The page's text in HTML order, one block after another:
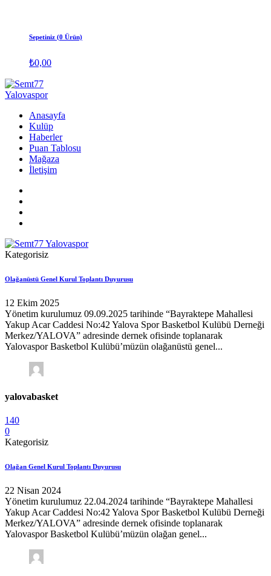
Sepetiniz (0 Ürün)
₺0,00
Anasayfa
Kulüp
Haberler
Puan Tablosu
Mağaza
İletişim
Kategorisiz
Olağanüstü Genel Kurul Toplantı Duyurusu
12 Ekim 2025
Yönetim kurulumuz 09.09.2025 tarihinde “Bayraktepe Mahallesi
Yakup Acar Caddesi No:42 Yalova Spor Basketbol Kulübü Derneği
Merkez/YALOVA” adresinde dernek ofisinde toplanarak
Yalovaspor Basketbol Kulübü’müzün olağanüstü genel...
yalovabasket
140
0
Kategorisiz
Olağan Genel Kurul Toplantı Duyurusu
22 Nisan 2024
Yönetim kurulumuz 22.04.2024 tarihinde “Bayraktepe Mahallesi
Yakup Acar Caddesi No:42 Yalova Spor Basketbol Kulübü Derneği
Merkez/YALOVA” adresinde dernek ofisinde toplanarak
Yalovaspor Basketbol Kulübü’müzün olağan genel...